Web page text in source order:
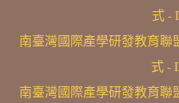
式 -
南臺灣國際產學研發教育
式 -
南臺灣國際產學研發教育